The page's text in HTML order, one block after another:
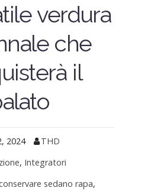
verdura
che
il
2024
THD
, Integratori
sedano rapa,